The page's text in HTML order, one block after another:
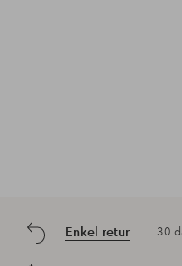
Enkel retur 30